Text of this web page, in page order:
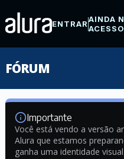
ENTRARAINDA
FÓRUM
Importante
Você está vendo a versão
Alura que estamos
ganha uma identidade